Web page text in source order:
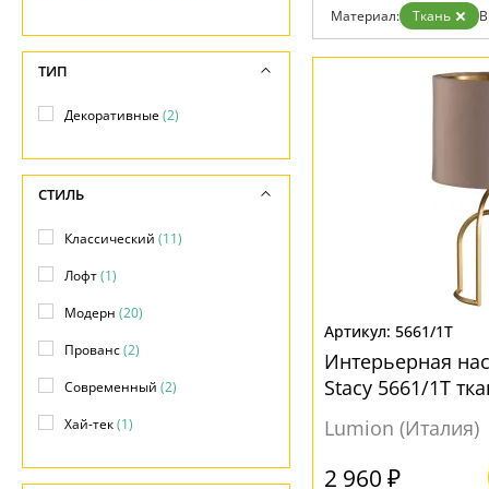
Материал: Ткань
5661/1T
Интерьерная
Stacy 5661/1T
Lumion (Италия)
2 960 ₽
ТИП
Декоративные(2)
СТИЛЬ
Классический (11)
Лофт(1)
Модерн (20)
Прованс(2)
Современный (2)
Хай-тек(1)